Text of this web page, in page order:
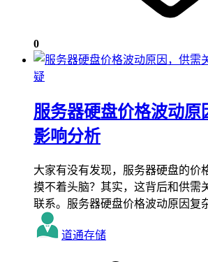
0
疑
服务器硬盘价格波动原
影响分析
大家有没有发现，服务器硬盘的价
摸不着头脑？其实，这背后和供需
联系。服务器硬盘价格波动原因复
道通存储